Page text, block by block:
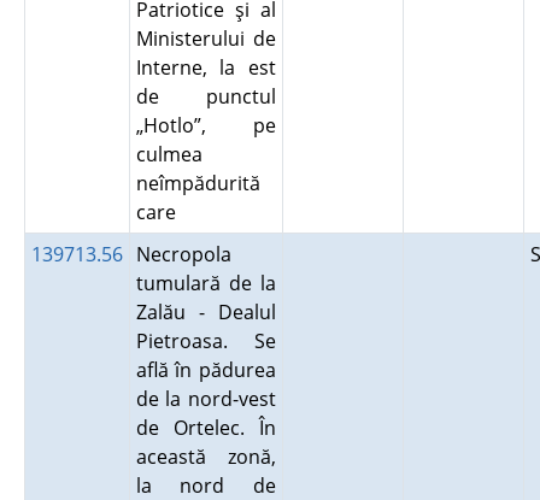
Patriotice şi al
Ministerului de
Interne, la est
de punctul
„Hotlo”, pe
culmea
neîmpădurită
care
139713.56 Necropola
tumulară de la
Zalău - Dealul
Pietroasa. Se
află în pădurea
de la nord-vest
de Ortelec. În
această zonă,
la nord de